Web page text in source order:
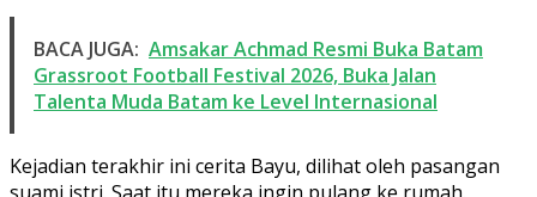
BACA JUGA: Amsakar Achmad Resmi Buka Batam
Grassroot Football Festival 2026, Buka Jalan
Talenta Muda Batam ke Level Internasional
Kejadian terakhir ini cerita Bayu, dilihat oleh pasangan